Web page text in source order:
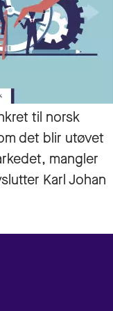
til norsk
det blir utøvet
mangler
Karl Johan